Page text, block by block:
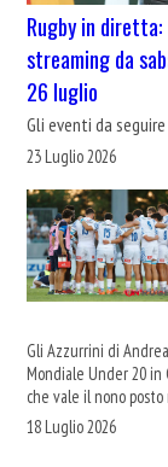
Rugby in
streaming da
26 luglio
Gli eventi da
23 Luglio 2026
Gli Azzurrini di
Mondiale Under 20 in
che vale il nono
18 Luglio 2026